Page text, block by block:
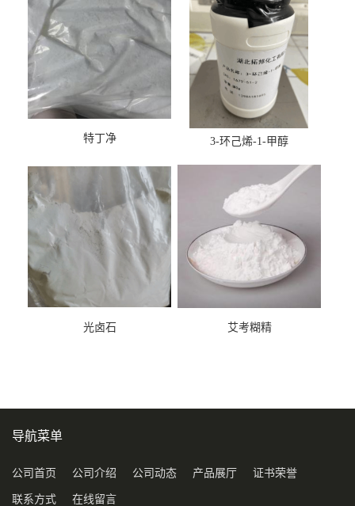
特丁净 3-环己烯-1-甲醇
光卤石 艾考糊精
导航菜单
公司首页 公司介绍 公司动态 产品展厅 证书荣誉
联系方式 在线留言